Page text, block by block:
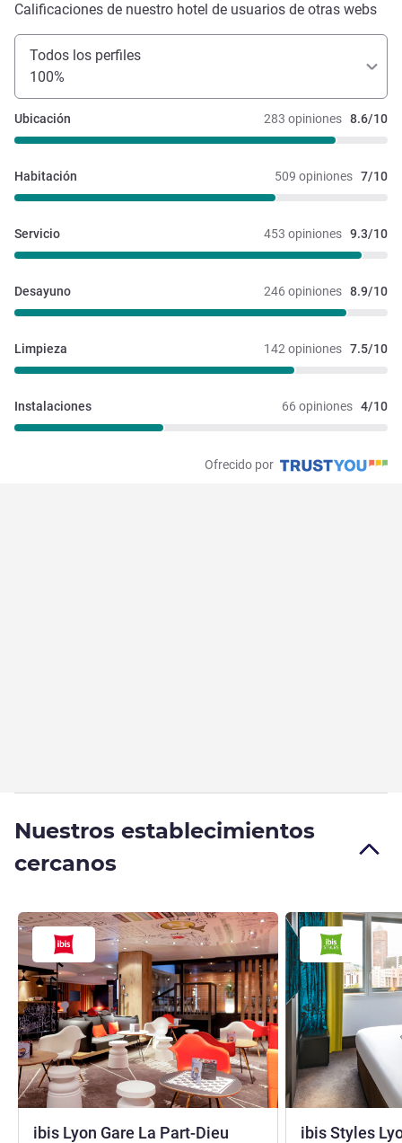
Calificaciones de nuestro hotel de usuarios de otras webs
Todos los perfiles
100%
283 opiniones 8.6/10
Ubicación
509 opiniones 7/10
Habitación
453 opiniones 9.3/10
Servicio
246 opiniones 8.9/10
Desayuno
142 opiniones 7.5/10
Limpieza
66 opiniones 4/10
Instalaciones
Ofrecido por
Nuestros establecimientos
cercanos
ibis Lyon Gare La Part-Dieu 3 estrellasibis Styles